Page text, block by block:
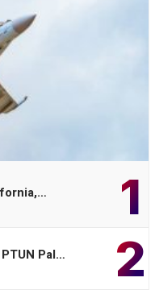
1
2
Pal…